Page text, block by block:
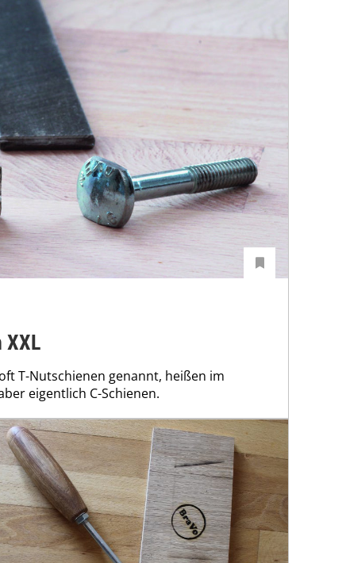
XXL
T-Nutschienen genannt, heißen im
eigentlich C-Schienen.